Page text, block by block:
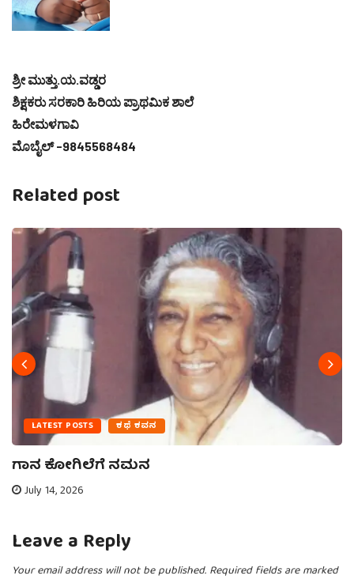
ಶ್ರೀ ಮುತ್ತು.ಯ.ವಡ್ಡರ
ಶಿಕ್ಷಕರು ಸರಕಾರಿ ಹಿರಿಯ ಪ್ರಾಥಮಿಕ ಶಾಲೆ
ಹಿರೇಮಳಗಾವಿ
ಮೊಬೈಲ್ -9845568484
Related post
LATEST POSTS ಕಥೆ ಕವನ
ಗಾನ ಕೋಗಿಲೆಗೆ ನಮನ
July 14, 2026
Leave a Reply
Your email address will not be published. Required fields are marked